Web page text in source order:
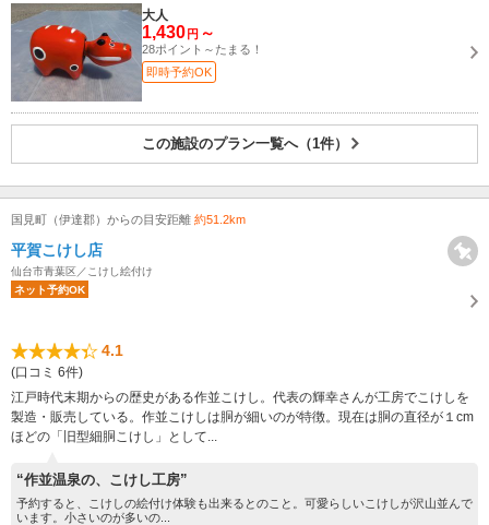
大人
1,430 円 ～
28ポイント～たまる！
即時予約OK
この施設のプラン一覧へ（1件）
国見町（伊達郡）からの目安距離 約51.2km
平賀こけし店
仙台市青葉区／こけし絵付け
ネット予約OK
4.1
(口コミ 6件)
江戸時代末期からの歴史がある作並こけし。代表の輝幸さんが工房でこけしを
製造・販売している。作並こけしは胴が細いのが特徴。現在は胴の直径が１cm
ほどの「旧型細胴こけし」として...
“作並温泉の、こけし工房”
予約すると、こけしの絵付け体験も出来るとのこと。可愛らしいこけしが沢山並んで
います。小さいのが多いの...